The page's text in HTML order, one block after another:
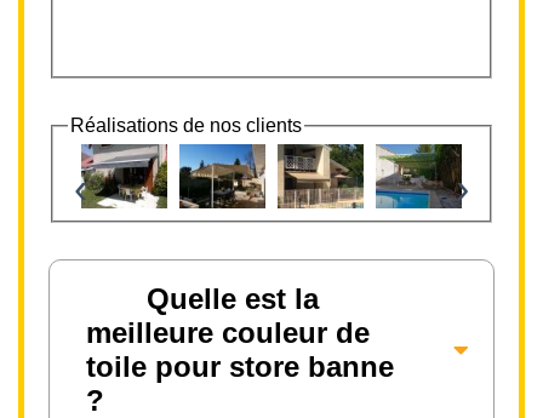
Réalisations de nos clients
‹ ›
Quelle est la
meilleure couleur de
toile pour store banne
?